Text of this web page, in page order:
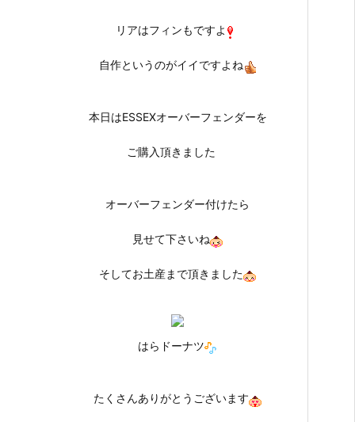
リアはフィンもですよ
自作というのがイイですよね
本日はESSEXオーバーフェンダーを
ご購入頂きました
オーバーフェンダー付けたら
見せて下さいね
そしてお土産まで頂きました
はらドーナツ
たくさんありがとうございます